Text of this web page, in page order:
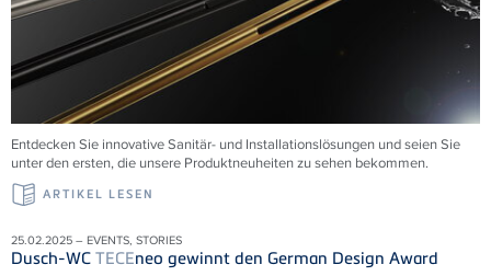
Entdecken Sie innovative Sanitär- und Installationslösungen und seien Sie
unter den ersten, die unsere Produktneuheiten zu sehen bekommen.
ARTIKEL LESEN
25.02.2025 – EVENTS, STORIES
Dusch-WC TECEneo gewinnt den German Design Award